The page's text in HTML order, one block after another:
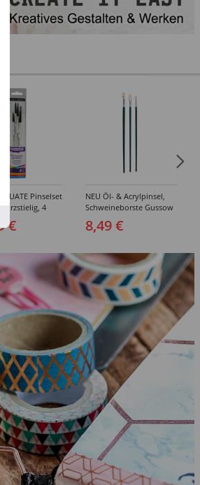
Pinselset
kurzstielig, 4
€
NEU Öl- & Acrylpinsel,
Schweineborste Gussow
8,49 €